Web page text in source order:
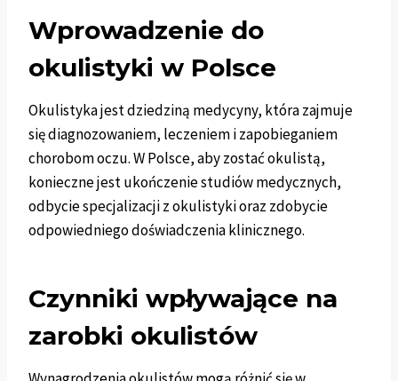
Wprowadzenie do
okulistyki w Polsce
Okulistyka jest dziedziną medycyny, która zajmuje
się diagnozowaniem, leczeniem i zapobieganiem
chorobom oczu. W Polsce, aby zostać okulistą,
konieczne jest ukończenie studiów medycznych,
odbycie specjalizacji z okulistyki oraz zdobycie
odpowiedniego doświadczenia klinicznego.
Czynniki wpływające na
zarobki okulistów